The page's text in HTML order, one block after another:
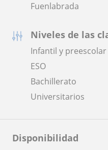
Fuenlabrada
Niveles de las
Infantil y preescolar
ESO
Bachillerato
Universitarios
Disponibilidad